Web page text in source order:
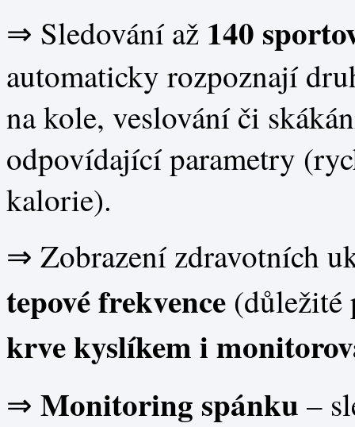
⇒ Sledování až 140
automaticky rozpoznají
na kole, veslování či
odpovídající parametry
kalorie).
⇒ Zobrazení zdravotních
tepovéfrekvence
krve kyslíkem i
⇒ Monitoring spánku –